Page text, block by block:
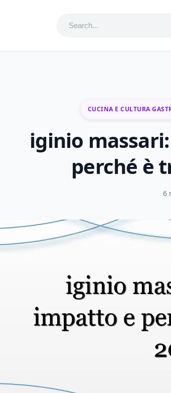
CUCINA E CULTURA
iginio
perché è
6